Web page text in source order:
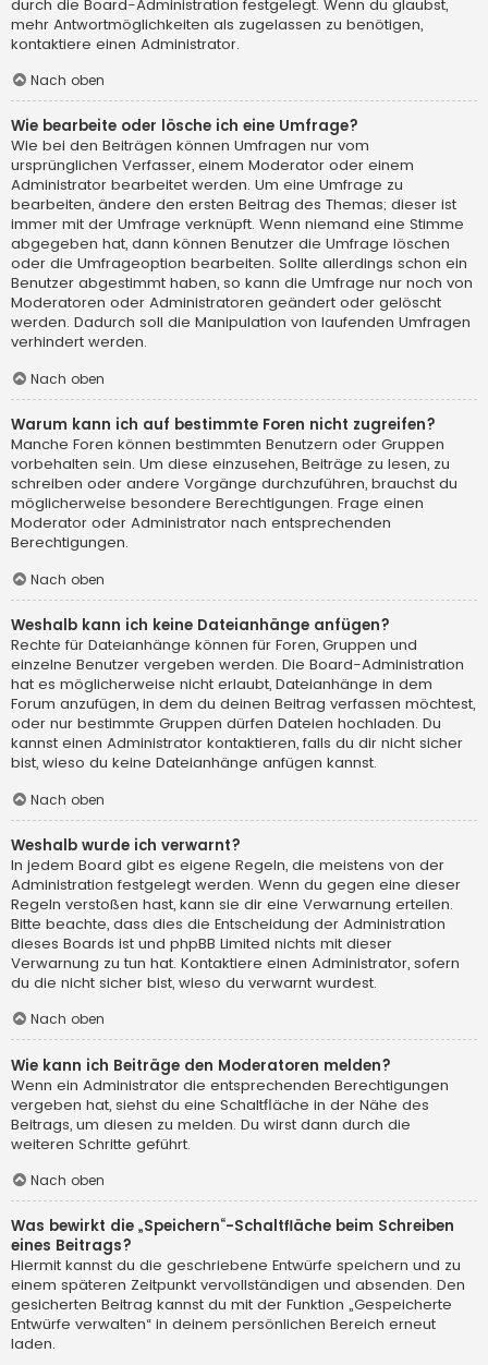
durch die Board-Administration festgelegt. Wenn du glaubst,
mehr Antwortmöglichkeiten als zugelassen zu benötigen,
kontaktiere einen Administrator.
Nach oben
Wie bearbeite oder lösche ich eine Umfrage?
Wie bei den Beiträgen können Umfragen nur vom
ursprünglichen Verfasser, einem Moderator oder einem
Administrator bearbeitet werden. Um eine Umfrage zu
bearbeiten, ändere den ersten Beitrag des Themas; dieser ist
immer mit der Umfrage verknüpft. Wenn niemand eine Stimme
abgegeben hat, dann können Benutzer die Umfrage löschen
oder die Umfrageoption bearbeiten. Sollte allerdings schon ein
Benutzer abgestimmt haben, so kann die Umfrage nur noch von
Moderatoren oder Administratoren geändert oder gelöscht
werden. Dadurch soll die Manipulation von laufenden Umfragen
verhindert werden.
Nach oben
Warum kann ich auf bestimmte Foren nicht zugreifen?
Manche Foren können bestimmten Benutzern oder Gruppen
vorbehalten sein. Um diese einzusehen, Beiträge zu lesen, zu
schreiben oder andere Vorgänge durchzuführen, brauchst du
möglicherweise besondere Berechtigungen. Frage einen
Moderator oder Administrator nach entsprechenden
Berechtigungen.
Nach oben
Weshalb kann ich keine Dateianhänge anfügen?
Rechte für Dateianhänge können für Foren, Gruppen und
einzelne Benutzer vergeben werden. Die Board-Administration
hat es möglicherweise nicht erlaubt, Dateianhänge in dem
Forum anzufügen, in dem du deinen Beitrag verfassen möchtest,
oder nur bestimmte Gruppen dürfen Dateien hochladen. Du
kannst einen Administrator kontaktieren, falls du dir nicht sicher
bist, wieso du keine Dateianhänge anfügen kannst.
Nach oben
Weshalb wurde ich verwarnt?
In jedem Board gibt es eigene Regeln, die meistens von der
Administration festgelegt werden. Wenn du gegen eine dieser
Regeln verstoßen hast, kann sie dir eine Verwarnung erteilen.
Bitte beachte, dass dies die Entscheidung der Administration
dieses Boards ist und phpBB Limited nichts mit dieser
Verwarnung zu tun hat. Kontaktiere einen Administrator, sofern
du die nicht sicher bist, wieso du verwarnt wurdest.
Nach oben
Wie kann ich Beiträge den Moderatoren melden?
Wenn ein Administrator die entsprechenden Berechtigungen
vergeben hat, siehst du eine Schaltfläche in der Nähe des
Beitrags, um diesen zu melden. Du wirst dann durch die
weiteren Schritte geführt.
Nach oben
Was bewirkt die „Speichern“-Schaltfläche beim Schreiben
eines Beitrags?
Hiermit kannst du die geschriebene Entwürfe speichern und zu
einem späteren Zeitpunkt vervollständigen und absenden. Den
gesicherten Beitrag kannst du mit der Funktion „Gespeicherte
Entwürfe verwalten“ in deinem persönlichen Bereich erneut
laden.